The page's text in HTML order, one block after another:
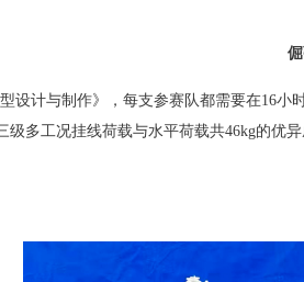
计与制作》，每支参赛队都需要在16小
级多工况挂线荷载与水平荷载共46kg的